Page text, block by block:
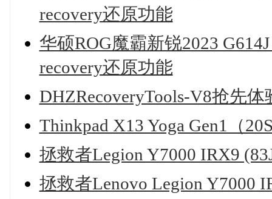
recovery还原功能
华硕ROG魔霸新锐2023
recovery还原功能
DHZRecoveryTools-V8抢先
Thinkpad X13 Yoga Gen1（
拯救者Legion Y7000 IRX9
拯救者Lenovo Legion Y7000